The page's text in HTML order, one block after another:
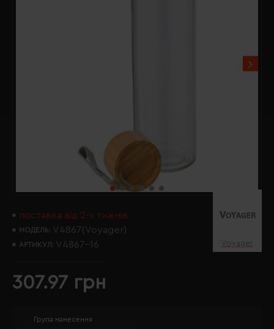
поставка від 2-х тижнів
МОДЕЛЬ: V4867(Voyager)
АРТИКУЛ: V4867-16 Voyager
307.97 грн
Група нанесення